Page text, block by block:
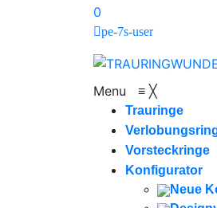
0
pe-7s-user
Menu ≡ ╳
Trauringe
Vorsteckringe
Konfigurator
Neue